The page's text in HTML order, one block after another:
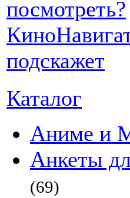
Каталог
Аниме и
Анкеты
(69)